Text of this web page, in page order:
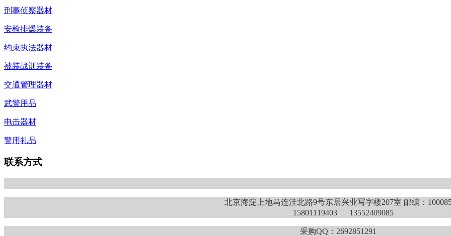
刑事侦察器材
安检排爆装备
约束执法器材
被装战训装备
交通管理器材
武警用品
电击器材
警用礼品
联系方式
北京海淀上地马连洼北路9号东居兴业写字楼207室 邮编：
15801119403 13552409085
采购QQ：2692851291